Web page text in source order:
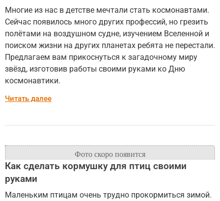
Многие из нас в детстве мечтали стать космонавтами.
Сейчас появилось много других профессий, но грезить
полётами на воздушном судне, изучением Вселенной и
поиском жизни на других планетах ребята не перестали.
Предлагаем вам прикоснуться к загадочному миру
звёзд, изготовив работы своими руками ко Дню
космонавтики.
Читать далее
Как сделать кормушку для птиц своими
руками
Маленьким птицам очень трудно прокормиться зимой.